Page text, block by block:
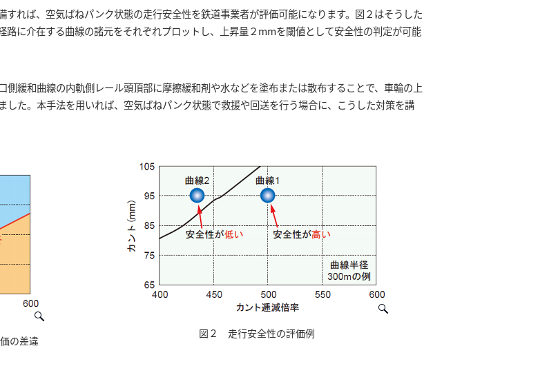
れば、空気ばねパンク状態の走行安全性を鉄道事業者が評価可能になります。図２はそうした
に介在する曲線の諸元をそれぞれプロットし、上昇量２mmを閾値として安全性の判定が可能
側緩和曲線の内軌側レール頭頂部に摩擦緩和剤や水などを塗布または散布することで、車輪の上
た。本手法を用いれば、空気ばねパンク状態で救援や回送を行う場合に、こうした対策を講
の差違
図２ 走行安全性の評価例